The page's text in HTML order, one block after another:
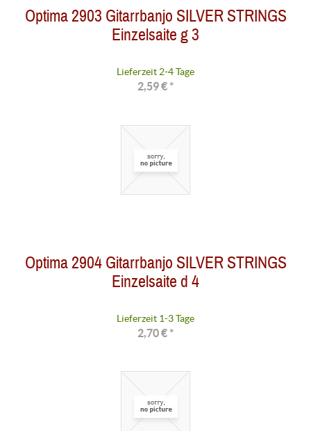
Optima 2903 Gitarrbanjo SILVER STRINGS
Einzelsaite g 3
Lieferzeit 2-4 Tage
2,59 € *
Optima 2904 Gitarrbanjo SILVER STRINGS
Einzelsaite d 4
Lieferzeit 1-3 Tage
2,70 € *